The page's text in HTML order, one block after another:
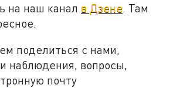
на наш канал в Дзене. Там
поделиться с нами,
наблюдения, вопросы,
почту